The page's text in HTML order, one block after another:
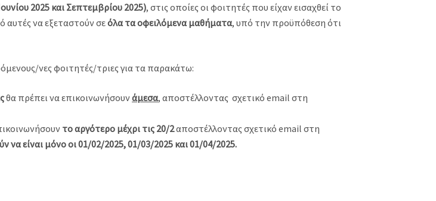
2025 και Σεπτεμβρίου 2025), στις οποίες οι φοιτητές που είχαν εισαχθεί το
αυτές να εξεταστούν σεόλα τα οφειλόμενα μαθήματα, υπό την προϋπόθεση ότι
νες φοιτητές/τριες για τα παρακάτω:
θα πρέπει να επικοινωνήσουνάμεσα, αποστέλλοντας σχετικό email στη
το αργότερο μέχρι τις 20/2αποστέλλοντας σχετικό email στη
είναι μόνο οι 01/02/2025, 01/03/2025 και 01/04/2025.